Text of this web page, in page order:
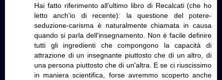
Hai fatto riferimento all'ultimo libro di Recalcati (che ho
letto anch'io di recente): la questione del potere-
seduzione-carisma è naturalmente chiamata in causa
quando si parla dell'insegnamento. Non è facile definire
tutti gli ingredienti che compongono la capacità di
attrazione di un insegnante piuttosto che di un altro, di
una persona piuttosto che di un'altra. E se ci riuscissimo
in maniera scientifica, forse avremmo scoperto anche